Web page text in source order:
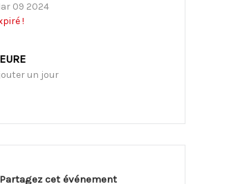
09 2024
!
un jour
Partagez cet événement